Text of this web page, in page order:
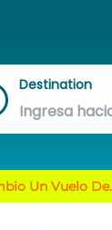
Destination
Un Vuelo